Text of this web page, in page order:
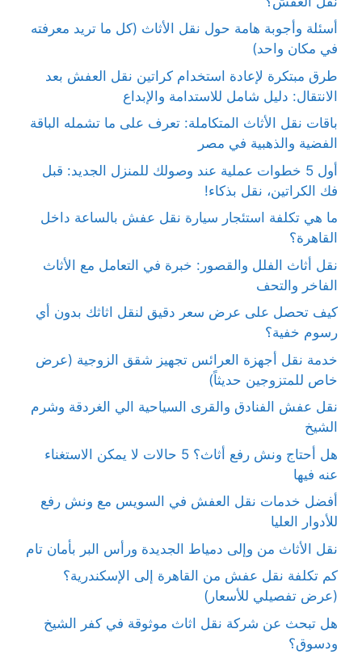
أسئلة وأجوبة هامة حول نقل الأثاث (كل ما تريد معرفته
في مكان واحد)
طرق مبتكرة لإعادة استخدام كراتين نقل العفش بعد
الانتقال: دليل شامل للاستدامة والإبداع
باقات نقل الأثاث المتكاملة: تعرف على ما تشمله الباقة
الفضية والذهبية في مصر
أول 5 خطوات عملية عند وصولك للمنزل الجديد: قبل
فك الكراتين، نقل بذكاء!
ما هي تكلفة استئجار سيارة نقل عفش بالساعة داخل
القاهرة؟
نقل أثاث الفلل والقصور: خبرة في التعامل مع الأثاث
الفاخر والتحف
كيف تحصل على عرض سعر دقيق لنقل اثاثك بدون أي
رسوم خفية؟
خدمة نقل أجهزة العرائس تجهيز شقق الزوجية (عرض
خاص للمتزوجين حديثاً)
نقل عفش الفنادق والقرى السياحية الي الغردقة وشرم
الشيخ
هل أحتاج ونش رفع أثاث؟ 5 حالات لا يمكن الاستغناء
عنه فيها
أفضل خدمات نقل العفش في السويس مع ونش رفع
للأدوار العليا
نقل الأثاث من وإلى دمياط الجديدة ورأس البر بأمان تام
كم تكلفة نقل عفش من القاهرة إلى الإسكندرية؟
(عرض تفصيلي للأسعار)
هل تبحث عن شركة نقل اثاث موثوقة في كفر الشيخ
ودسوق؟